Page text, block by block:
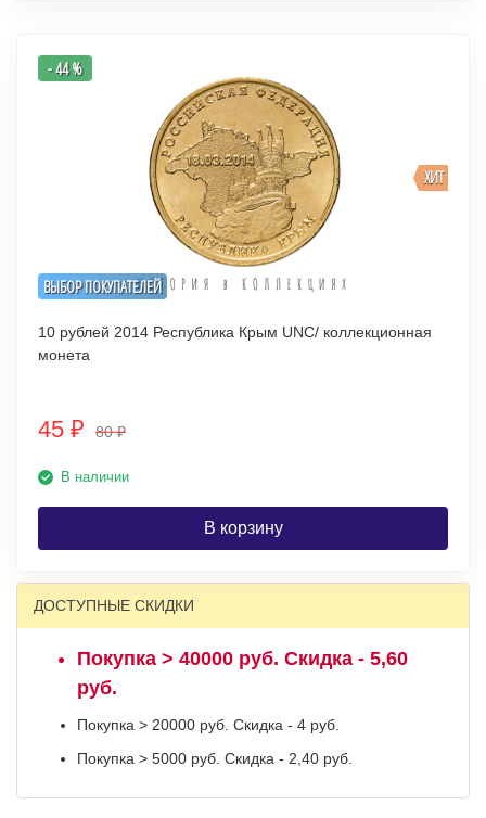
ВЫБОР ПОКУПАТЕЛЕЙ
ХИТ
- 44 %
10 рублей 2014 Республика Крым UNC/ коллекционная
монета
45 ₽ 80₽
В наличии
В корзину
ДОСТУПНЫЕ СКИДКИ
Покупка > 40000 руб. Скидка - 5,60
руб.
Покупка > 20000 руб. Скидка - 4 руб.
Покупка > 5000 руб. Скидка - 2,40 руб.